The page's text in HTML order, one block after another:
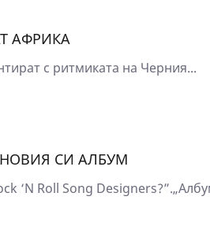
АФРИКА
с ритмиката на Черния...
СИ АЛБУМ
‘N Roll Song